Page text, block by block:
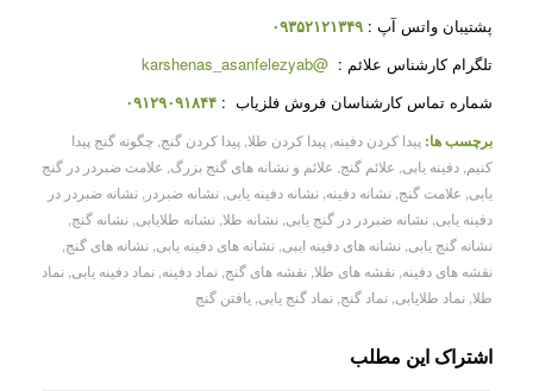
پشتیبان واتس آپ : ۰۹۳۵۲۱۲۱۳۴۹
تلگرام کارشناس علائم : @karshenas_asanfelezyab
شماره تماس کارشناسان فروش فلزیاب : ۰۹۱۲۹۰۹۱۸۴۴
برچسب ها: پیدا کردن دفینه پیدا کردن طلا پیدا کردن گنج چگونه گنج پیدا
کنیم دفینه یابی علائم گنج علائم و نشانه های گنج بزرگ علامت ضبردر در گنج
یابی علامت گنج نشانه دفینه نشانه دفینه یابی نشانه ضبردر
نشانه ضبردر در
دفینه یابی نشانه ضبردر در گنج یابی نشانه طلا نشانه طلایابی نشانه گنج
نشانه گنج یابی نشانه های دفینه ایبی نشانه های دفینه یابی نشانه های گنج
نقشه های دفینه نقشه های طلا نقشه های گنج نماد دفینه نماد دفینه یابی نماد
طلا نماد طلایابی نماد گنج نماد گنج یابی یافتن گنج
اشتراک این مطلب